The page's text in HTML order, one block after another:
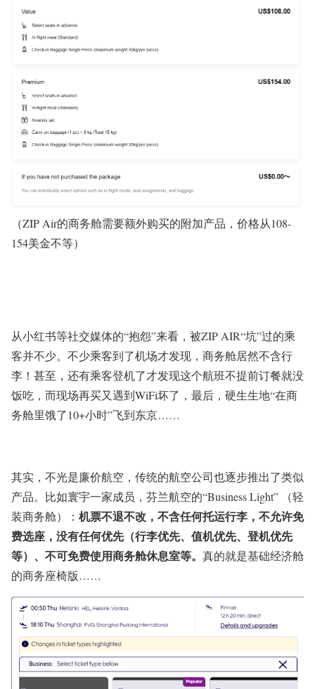
（ZIP Air的商务舱需要额外购买的附加产品，价格从108-
154美金不等）
从小红书等社交媒体的“抱怨”来看，被ZIP AIR“坑”过的乘
客并不少。不少乘客到了机场才发现，商务舱居然不含行
李！甚至，还有乘客登机了才发现这个航班不提前订餐就没
饭吃，而现场再买又遇到WiFi坏了，最后，硬生生地“在商
务舱里饿了10+小时”飞到东京……
其实，不光是廉价航空，传统的航空公司也逐步推出了类似
产品。比如寰宇一家成员，芬兰航空的“Business Light” （轻
装商务舱）： 机票不退不改，不含任何托运行李，不允许免
费选座，没有任何优先（行李优先、值机优先、登机优先
等）、不可免费使用商务舱休息室等。 真的就是基础经济舱
的商务座椅版……